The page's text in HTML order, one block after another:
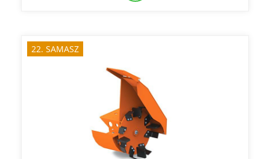
22. SAMASZ